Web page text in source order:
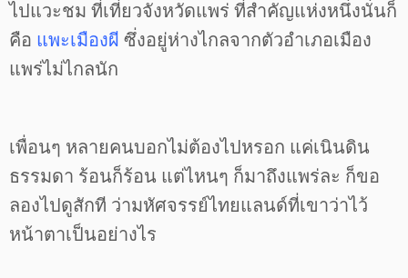
ไปแวะชม ที่เที่ยวจังหวัดแพร่ ที่สำคัญแห่งหนึ่งนั่นก็
คือ แพะเมืองผี ซึ่งอยู่ห่างไกลจากตัวอำเภอเมือง
แพร่ไม่ไกลนัก
เพื่อนๆ หลายคนบอกไม่ต้องไปหรอก แค่เนินดิน
ธรรมดา ร้อนก็ร้อน แต่ไหนๆ ก็มาถึงแพร่ละ ก็ขอ
ลองไปดูสักที ว่ามหัศจรรย์ไทยแลนด์ที่เขาว่าไว้
หน้าตาเป็นอย่างไร